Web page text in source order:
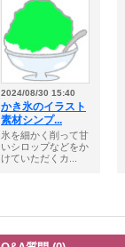
2024/08/30 15:40
かき氷のイラスト
素材シンプ...
氷を細かく削って甘
いシロップなどをか
けていただくカ...